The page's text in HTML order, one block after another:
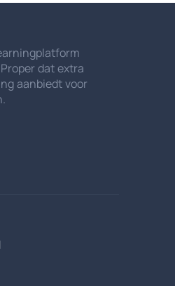
dat extra
aanbiedt voor